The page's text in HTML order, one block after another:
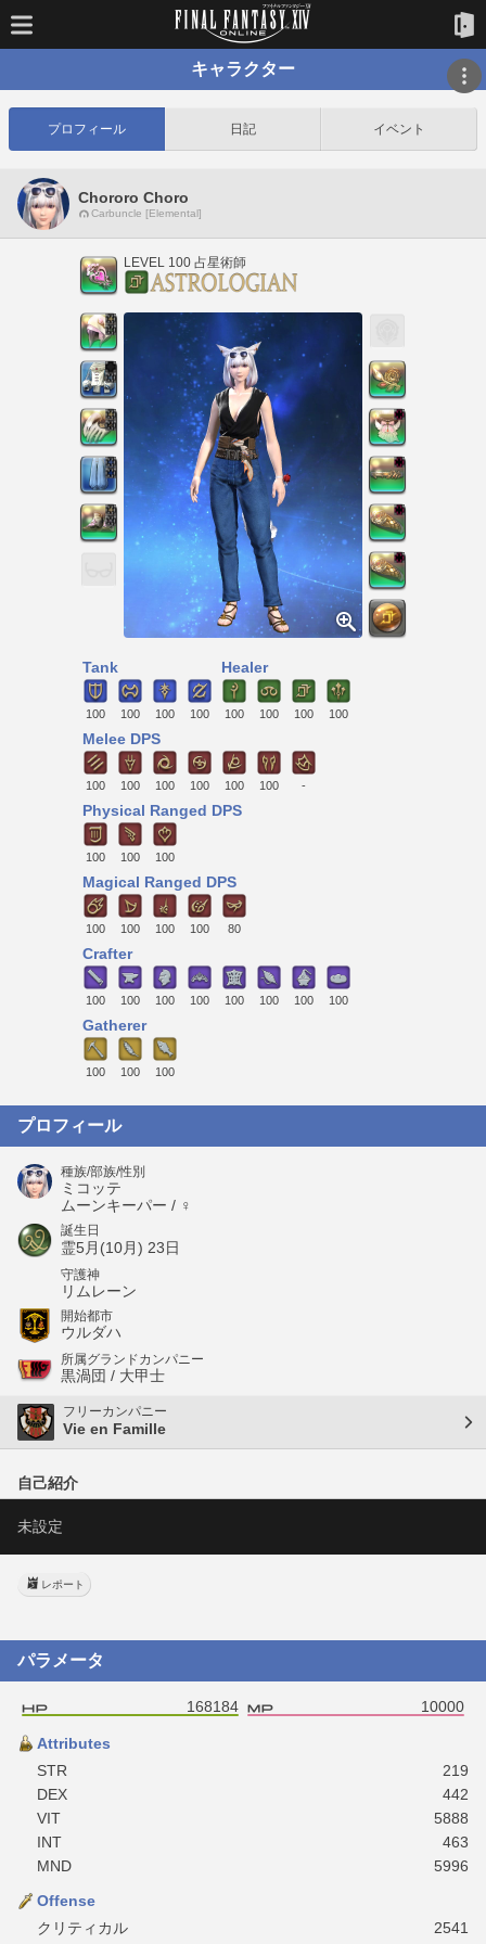
キャラクター
プロフィール 日記 イベント
Chororo Choro
Carbuncle [Elemental]
LEVEL 100 占星術師
Tank
100 100 100 100
Healer
100 100 100 100
Melee DPS
100 100 100 100 100 100 -
Physical Ranged DPS
100 100 100
Magical Ranged DPS
100 100 100 100 80
Crafter
100 100 100 100 100 100 100 100
Gatherer
100 100 100
プロフィール
種族/部族/性別
ミコッテ
ムーンキーパー / ♀
誕生日
霊5月(10月) 23日
守護神
リムレーン
開始都市
ウルダハ
所属グランドカンパニー
黒渦団 / 大甲士
フリーカンパニー
Vie en Famille
自己紹介
未設定
レポート
パラメータ
168184 10000
Attributes
STR
219
DEX
442
VIT
5888
INT
463
MND
5996
Offense
クリティカル
2541